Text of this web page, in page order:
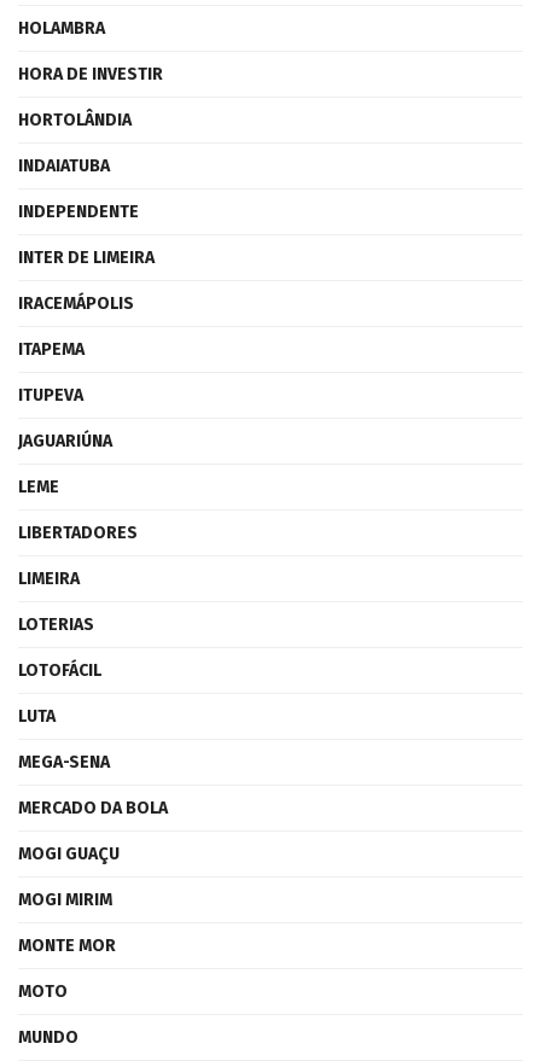
HOLAMBRA
HORA DE INVESTIR
HORTOLÂNDIA
INDAIATUBA
INDEPENDENTE
INTER DE LIMEIRA
IRACEMÁPOLIS
ITAPEMA
ITUPEVA
JAGUARIÚNA
LEME
LIBERTADORES
LIMEIRA
LOTERIAS
LOTOFÁCIL
LUTA
MEGA-SENA
MERCADO DA BOLA
MOGI GUAÇU
MOGI MIRIM
MONTE MOR
MOTO
MUNDO